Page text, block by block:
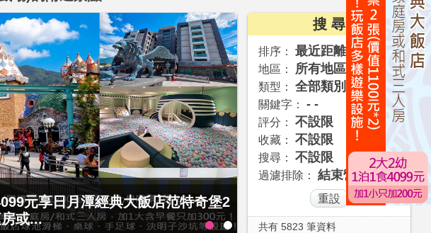
元享日月潭經典大飯店范特奇堡2
或...
元起享2大1幼1泊1食住雙人房！
溫泉湯池、...
搜 尋
排序： 最近距離
地區： 所有地區
類型： 全部類別
關鍵字： - -
評分： 不設限
收藏： 不設限
搜尋： 不設限
過濾排除： 結束營業
共有 5823 筆資料